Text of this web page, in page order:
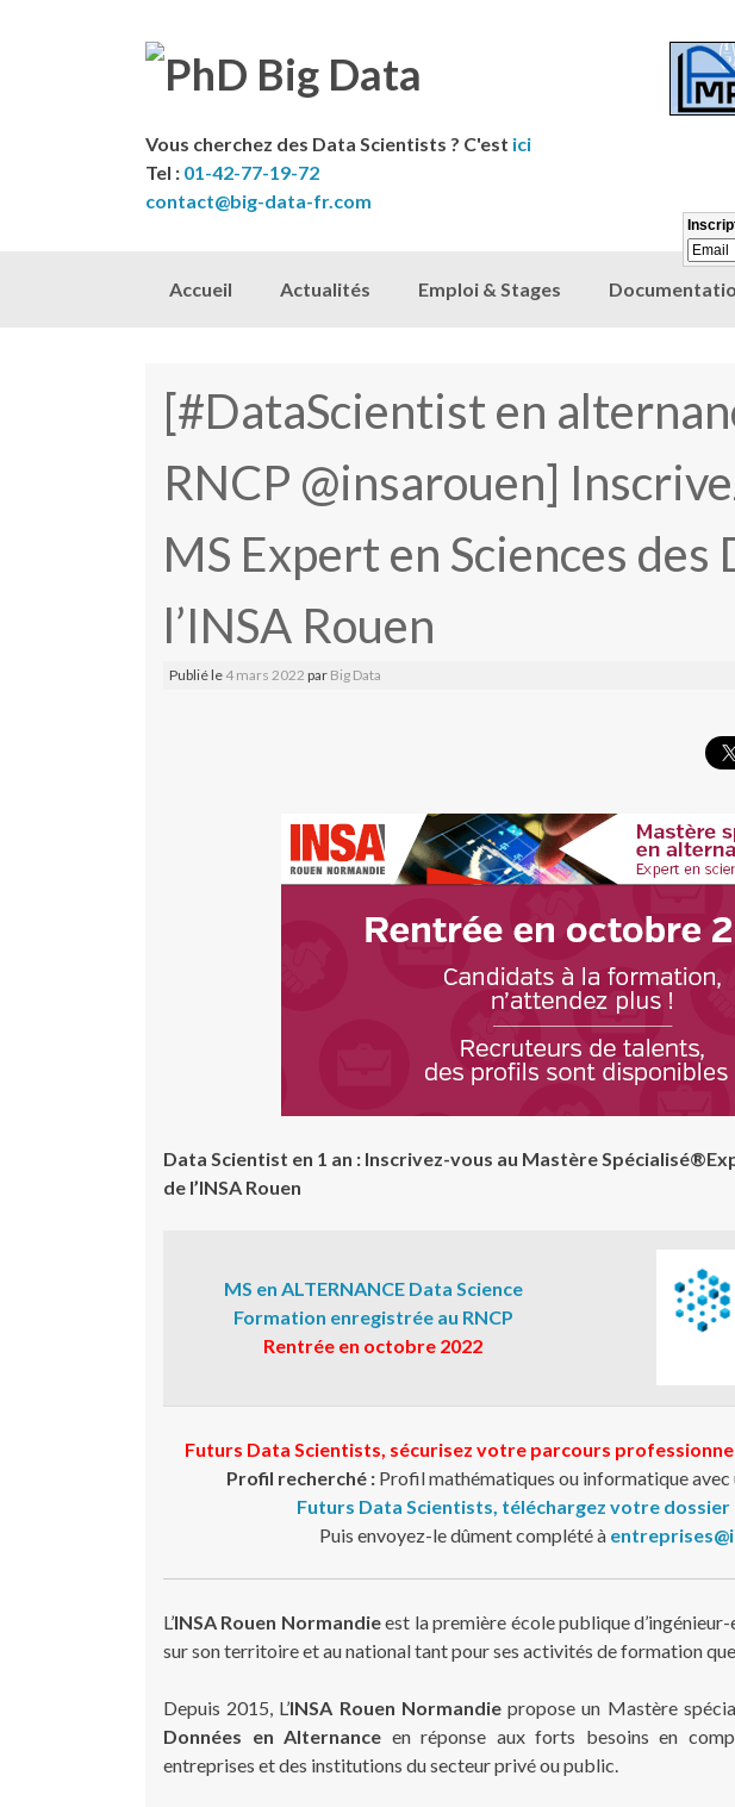
Vous cherchez des Data Scientists ? C'est ici
Tel : 01-42-77-19-72
contact@big-data-fr.com
Skip to content
Accueil Actualités Emploi & Stages
[#DataScientist en
RNCP @insarouen]
MS Expert en Sciences des
l’INSA Rouen
Publié le 4 mars 2022 par Big Data
Data Scientist en 1 an : Inscrivez-vous au Mastère
de l’INSA Rouen
MS en ALTERNANCE Data Science
Formation enregistrée au RNCP
Rentrée en octobre 2022
Futurs Data Scientists, sécurisez votre parcours
Profil recherché :Profil mathématiques ou informatique avec
Futurs Data Scientists, téléchargez votre dossier
Puis envoyez-le dûment complété à
L’INSA Rouen Normandieest la première école publique
sur son territoire et au national tant pour ses activités de formation
Depuis 2015, L’INSA Rouen Normandiepropose un Mastère
Données en Alternance en réponse aux forts besoins en
entreprises et des institutions du secteur privé ou public.